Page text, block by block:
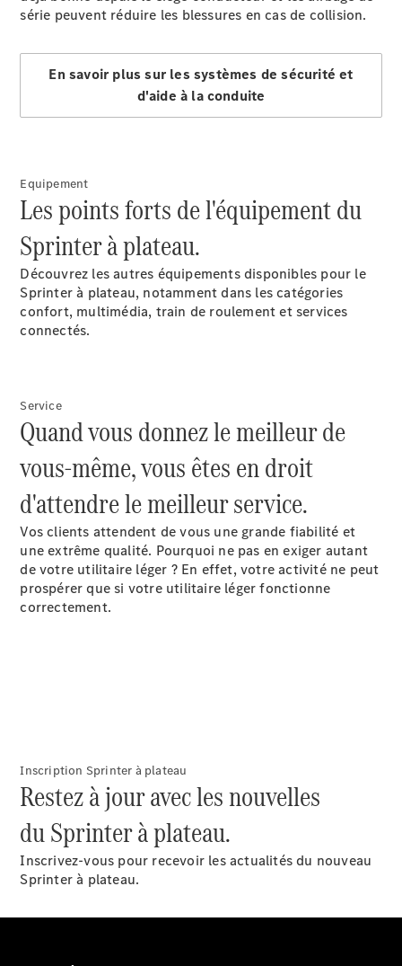
Cabine
Mercedes-
eVito
Tous les
eVito
eVito
Fourgon
Électrique
eVito
Mercedes-
Benz Store
eCitan
Fourgon
Électrique
EQV Électrique
Configurateur
Benz Store
série peuvent réduire les blessures en cas de collision.
En savoir plus sur les systèmes de sécurité et
d'aide à la conduite
Equipement
Les points forts de l'équipement du
Sprinter à plateau.
Découvrez les autres équipements disponibles pour le
Sprinter à plateau, notamment dans les catégories
confort, multimédia, train de roulement et services
connectés.
Service
Quand vous donnez le meilleur de
vous-même, vous êtes en droit
d'attendre le meilleur service.
Vos clients attendent de vous une grande fiabilité et
une extrême qualité. Pourquoi ne pas en exiger autant
de votre utilitaire léger ? En effet, votre activité ne peut
prospérer que si votre utilitaire léger fonctionne
correctement.
Inscription Sprinter à plateau
Restez à jour avec les nouvelles
du Sprinter à plateau.
Inscrivez-vous pour recevoir les actualités du nouveau
Sprinter à plateau.